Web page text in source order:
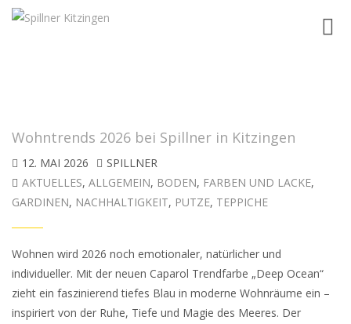
Wohntrends 2026 bei Spillner in Kitzingen
12. MAI 2026
SPILLNER
AKTUELLES, ALLGEMEIN, BODEN, FARBEN UND LACKE,
GARDINEN, NACHHALTIGKEIT, PUTZE, TEPPICHE
Wohnen wird 2026 noch emotionaler, natürlicher und
individueller. Mit der neuen Caparol Trendfarbe „Deep Ocean“
zieht ein faszinierend tiefes Blau in moderne Wohnräume ein –
inspiriert von der Ruhe, Tiefe und Magie des Meeres. Der